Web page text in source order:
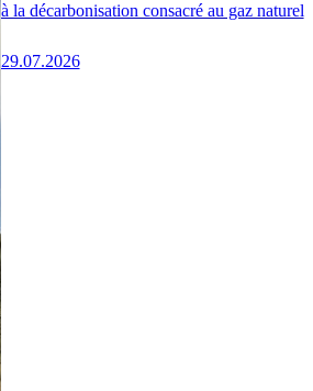
à la décarbonisation consacré au gaz naturel
29.07.2026